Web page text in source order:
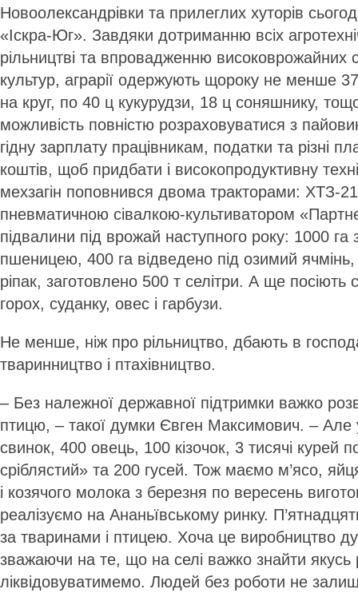
Новоолександрівки та прилеглих хуторів
«Іскра-Юг». Завдяки дотриманню всіх
рільництві та впровадженню високоврожайних
культур, аграрії одержують щороку не менше
на круг, по 40 ц кукурудзи, 18 ц соняшнику,
можливість повністю розраховуватися з
гідну зарплату працівникам, податки та різні
коштів, щоб придбати і високопродуктивну
мехзагін поповнився двома тракторами: ХТЗ-
пневматичною сівалкою-культиватором
підвалини під врожай наступного року: 1000 га
пшеницею, 400 га відведено під озимий
ріпак, заготовлено 500 т селітри. А ще посіють
горох, суданку, овес і гарбузи.
Не менше, ніж про рільництво, дбають в
тваринництво і птахівництво.
– Без належної державної підтримки важко
птицю, – такої думки Євген Максимович. – Але
свинок, 400 овець, 100 кізочок, 3 тисячі курей
сріблястий» та 200 гусей. Тож маємо м’ясо,
і козячого молока з березня по вересень
реалізуємо на Ананьївському ринку.
за тваринами і птицею. Хоча це виробництво
зважаючи на те, що на селі важко знайти якусь
ліквідовуватимемо. Людей без роботи не